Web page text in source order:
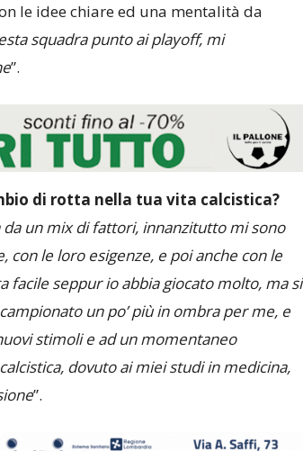
le idee chiare ed una mentalità da
squadra punto ai playoff, mi
”.
di rotta nella tua vita calcistica?
un mix di fattori, innanzitutto mi sono
con le loro esigenze, e poi anche con le
facile seppur io abbia giocato molto, ma si
un po’ più in ombra per me, e
stimoli e ad un momentaneo
dovuto ai miei studi in medicina,
”.